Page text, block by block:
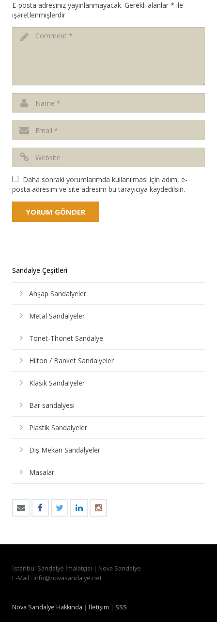
E-posta adresiniz yayınlanmayacak. Gerekli alanlar * ile
işaretlenmişlerdir
Daha sonraki yorumlarımda kullanılması için adım, e-
posta adresim ve site adresim bu tarayıcıya kaydedilsin.
Sandalye Çeşitleri
Ahşap Sandalyeler
Metal Sandalyeler
Tonet-Thonet Sandalye
Hilton / Banket Sandalyeler
Klasik Sandalyeler
Bar sandalyesi
Plastik Sandalyeler
Dış Mekan Sandalyeler
Masalar
İstanbul Sandalye İmalatçısı | Nova Sandalye
E-Mail : info@novasandalye.net
Nova Sandalye Hakkında | İletişim | SSS